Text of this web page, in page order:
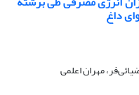
داغ
مهران اعلمی